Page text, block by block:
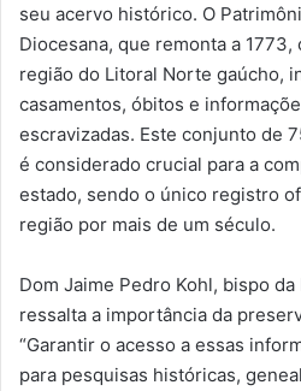
seu acervo histórico. O
Diocesana, que remonta a
região do Litoral Norte gaúcho,
casamentos, óbitos e
escravizadas. Este conjunto de
é considerado crucial para a
estado, sendo o único registro
região por mais de um século.
Dom Jaime Pedro Kohl, bispo
ressalta a importância da
“Garantir o acesso a essas
para pesquisas históricas,